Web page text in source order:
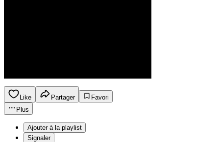
Like Partager
Favori
Plus
Ajouter à la playlist
Signaler